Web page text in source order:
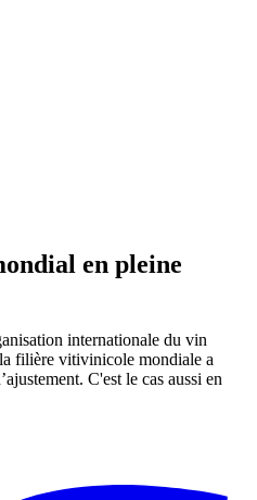
en pleine
internationale du vin
filière vitivinicole mondiale a
C'est le cas aussi en